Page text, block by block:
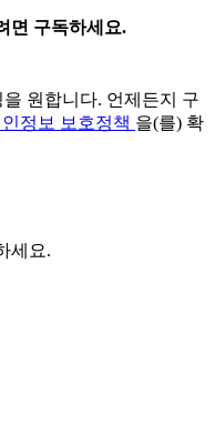
면 구독하세요.
원합니다. 언제든지 구
정보 보호정책 을(를) 확
세요.